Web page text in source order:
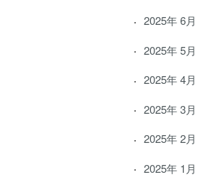
2025年 6月
2025年 5月
2025年 4月
2025年 3月
2025年 2月
2025年 1月